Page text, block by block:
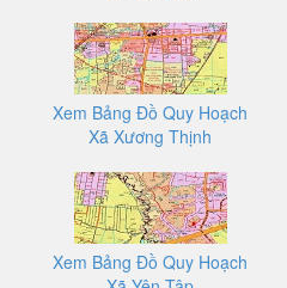
Xem Bảng Đồ Quy Hoạch
Xã Xương Thịnh
Xem Bảng Đồ Quy Hoạch